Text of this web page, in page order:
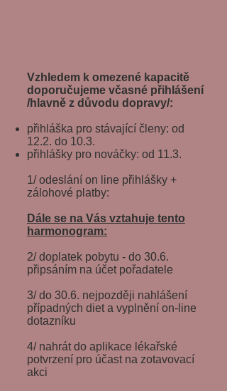
Vzhledem k omezené kapacitě
doporučujeme včasné přihlášení
/hlavně z důvodu dopravy/:
​přihláška pro stávající členy: od
12.2. do 10.3.
přihlášky pro nováčky: od 11.3.
1/ odeslání on line přihlášky +
zálohové platby:
Dále se na Vás vztahuje tento
harmonogram:
2/ doplatek pobytu - do 30.6.
připsáním na účet pořadatele
3/ do 30.6. nejpozději nahlášení
případných diet a vyplnění on-line
dotazníku
4/ nahrát do aplikace lékařské
potvrzení pro účast na zotavovací
akci